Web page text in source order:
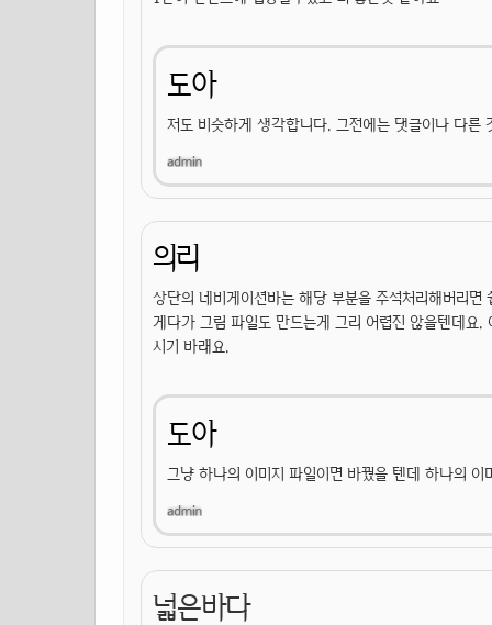
도아
저도 비슷하게 생각합니다. 그전에는 댓글이나 다른
의리
상단의 네비게이션바는 해당 부분을 주석처리해버리면
게다가 그림 파일도 만드는게 그리 어렵진 않을텐데요
시기 바래요.
도아
그냥 하나의 이미지 파일이면 바꿨을 텐데 하나의
넓은바다